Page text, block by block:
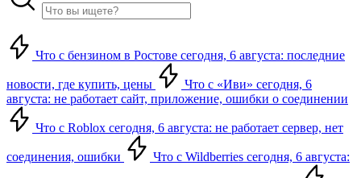
Что с бензином в Ростове сегодня, 6 августа: последние
новости, где купить, цены
Что с «Иви» сегодня, 6
августа: не работает сайт, приложение, ошибки о соединении
Что с Roblox сегодня, 6 августа: не работает сервер, нет
соединения, ошибки Что с Wildberries сегодня, 6 августа: